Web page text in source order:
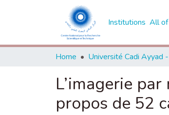
Institutions All of
Home
L’imagerie
propos de 52